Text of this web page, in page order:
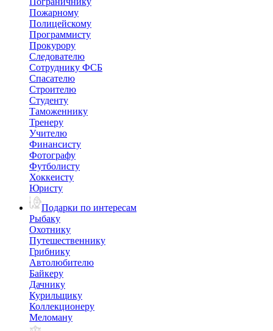
Пожарному
Полицейскому
Программисту
Прокурору
Следователю
Сотруднику ФСБ
Спасателю
Строителю
Студенту
Таможеннику
Тренеру
Учителю
Финансисту
Фотографу
Футболисту
Хоккеисту
Юристу
Подарки по интересам
Рыбаку
Охотнику
Путешественнику
Грибнику
Автолюбителю
Байкеру
Дачнику
Курильщику
Коллекционеру
Меломану